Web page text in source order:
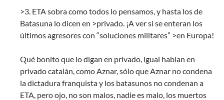
>3. ETA sobra como todos lo pensamos, y hasta los de
Batasuna lo dicen en >privado. ¡A ver si se enteran los
últimos agresores con “soluciones militares” >en Europa!
Qué bonito que lo digan en privado, igual hablan en
privado catalán, como Aznar, sólo que Aznar no condena
la dictadura franquista y los batasunos no condenan a
ETA, pero ojo, no son malos, nadie es malo, los muertos